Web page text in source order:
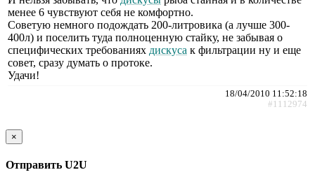
менее 6 чувствуют себя не комфортно.
Советую немного подождать 200-литровика (а лучше 300-
400л) и поселить туда полноценную стайку, не забывая о
специфических требованиях дискуса к фильтрации ну и еще
совет, сразу думать о протоке.
Удачи!
18/04/2010 11:52:18
#1112974
×
Отправить U2U